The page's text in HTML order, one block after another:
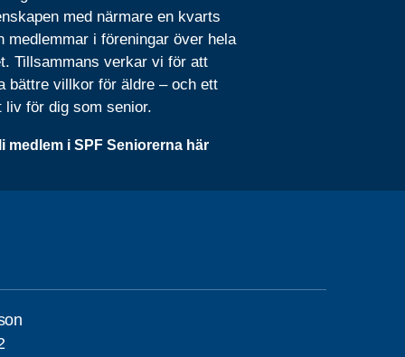
med närmare en kvarts
medlemmar i föreningar över hela
Tillsammans verkar vi för att
bättre villkor för äldre – och ett
liv för dig som senior.
medlem i SPF Seniorerna här